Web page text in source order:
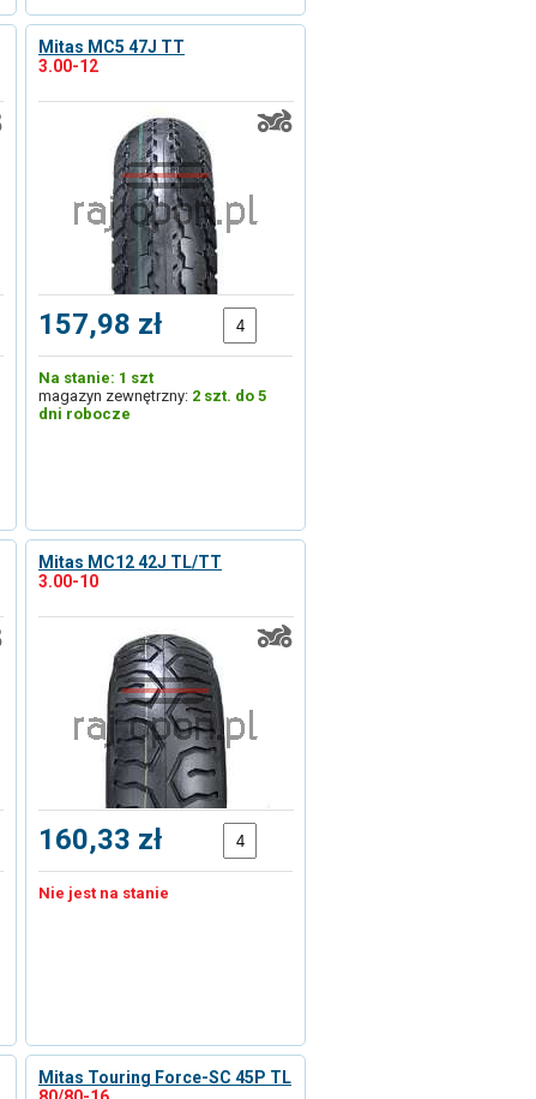
Mitas MC5 47J TT
3.00-12
157,98 zł
Na stanie: 1 szt
magazyn zewnętrzny: 2 szt. do 5
dni robocze
Mitas MC12 42J TL/TT
3.00-10
160,33 zł
Nie jest na stanie
Mitas Touring Force-SC 45P TL